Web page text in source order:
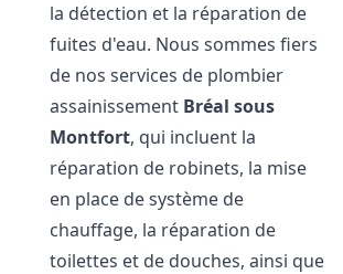
la détection et la réparation de
fuites d'eau. Nous sommes fiers
de nos services de plombier
assainissement Bréal sous
Montfort, qui incluent la
réparation de robinets, la mise
en place de système de
chauffage, la réparation de
toilettes et de douches, ainsi que